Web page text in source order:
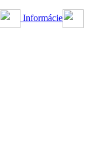
Informácie